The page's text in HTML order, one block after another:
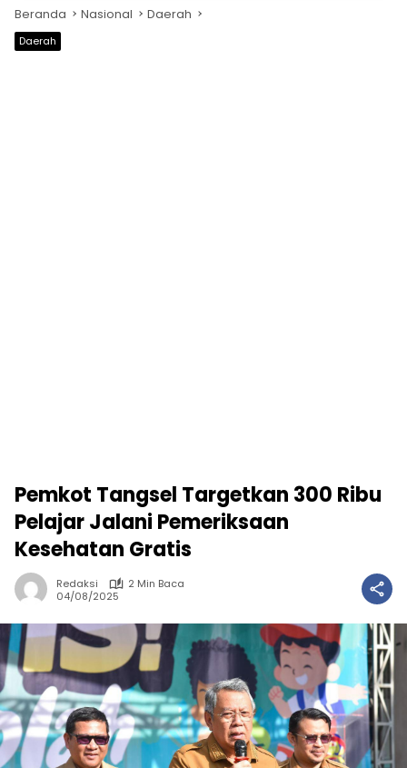
Beranda Nasional Daerah
Daerah
Pemkot Tangsel Targetkan 300 Ribu
Pelajar Jalani Pemeriksaan
Kesehatan Gratis
Redaksi
2 Min Baca
04/08/2025